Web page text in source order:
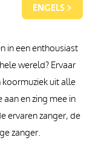
ENGELS >
in een enthousiast
wereld? Ervaar
uit alle
en zing mee in
ervaren zanger, de
zanger.